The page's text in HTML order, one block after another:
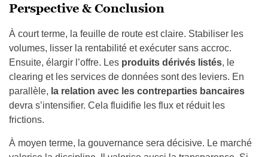
Perspective & Conclusion
À court terme, la feuille de route est claire. Stabiliser les
volumes, lisser la rentabilité et exécuter sans accroc.
Ensuite, élargir l’offre. Les produits dérivés listés, le
clearing et les services de données sont des leviers. En
parallèle, la relation avec les contreparties bancaires
devra s’intensifier. Cela fluidifie les flux et réduit les
frictions.
À moyen terme, la gouvernance sera décisive. Le marché